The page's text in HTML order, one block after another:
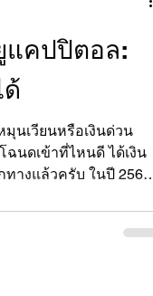
แคปปิตอล:
นเวียนหรือเงินด่วน
ฉนดเข้าที่ไหนดี ได้เงิน
างแล้วครับ ในปี 2568
าตถูกต้อง อย่าง "ยู
กุ่ยเฮง ที่พร้อมเปลี่ยน